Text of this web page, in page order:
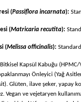
(Passiflora incarnata):
(Matricaria recutita):
(Melissa officinalis):
Bitkisel Kapsül Kabuğu
Önleyici (Yağ
Glüten, ilave şeker, yapay
Vegan ve vejetaryen